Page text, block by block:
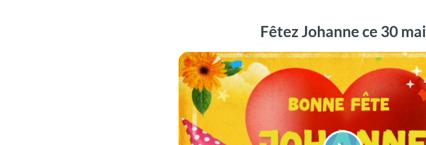
Fêtez Johanne ce 30 mai